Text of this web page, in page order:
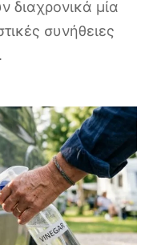
διαχρονικά μία
συνήθειες